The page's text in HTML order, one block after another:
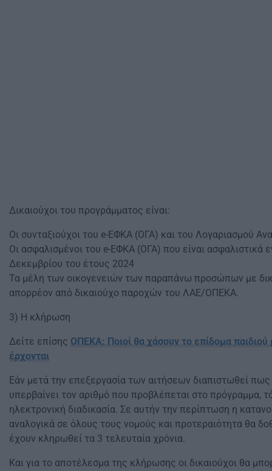
Δικαιούχοι του προγράμματος είναι:
Οι συνταξιούχοι του e-ΕΦΚΑ (ΟΓΑ) και του Λογαριασμού
Οι ασφαλισμένοι του e-ΕΦΚΑ (ΟΓΑ) που είναι ασφαλιστικά
Δεκεμβρίου του έτους 2024
Τα μέλη των οικογενειών των παραπάνω προσώπων με
απορρέον από δικαιούχο παροχών του ΛΑΕ/ΟΠΕΚΑ.
3) Η κλήρωση
Δείτε επίσης ΟΠΕΚΑ: Ποιοί θα χάσουν το επίδομα παιδιού
έρχονται
Εάν μετά την επεξεργασία των αιτήσεων διαπιστωθεί
υπερβαίνει τον αριθμό που προβλέπεται στο πρόγραμμα,
ηλεκτρονική διαδικασία. Σε αυτήν την περίπτωση η
αναλογικά σε όλους τους νομούς και προτεραιότητα θα
έχουν κληρωθεί τα 3 τελευταία χρόνια.
Και για το αποτέλεσμα της κλήρωσης οι δικαιούχοι θα